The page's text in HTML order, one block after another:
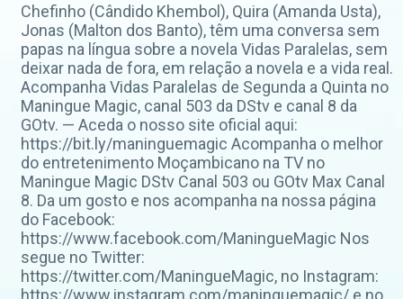
Chefinho (Cândido Khembol), Quira (Amanda Usta),
Jonas (Malton dos Banto), têm uma conversa sem
papas na língua sobre a novela Vidas Paralelas, sem
deixar nada de fora, em relação a novela e a vida real.
Acompanha Vidas Paralelas de Segunda a Quinta no
Maningue Magic, canal 503 da DStv e canal 8 da
GOtv. — Aceda o nosso site oficial aqui:
https://bit.ly/maninguemagic Acompanha o melhor
do entretenimento Moçambicano na TV no
Maningue Magic DStv Canal 503 ou GOtv Max Canal
8. Da um gosto e nos acompanha na nossa página
do Facebook:
https://www.facebook.com/ManingueMagic Nos
segue no Twitter:
https://twitter.com/ManingueMagic, no Instagram:
https://www.instagram.com/maninguemagic/ e no